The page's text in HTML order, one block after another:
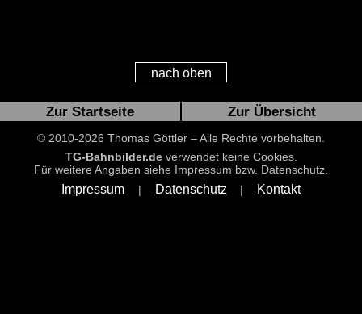
nach oben
Zur Startseite Zur Übersicht
© 2010-2026 Thomas Göttler – Alle Rechte vorbehalten.
TG-Bahnbilder.deverwendet keine Cookies.
Für weitere Angaben siehe Impressum bzw. Datenschutz.
Impressum | Datenschutz | Kontakt